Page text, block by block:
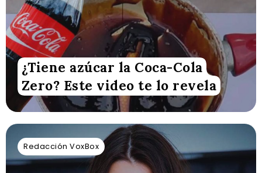
¿Tiene azúcar la Coca-Cola
Zero? Este video te lo revela
Redacción VoxBox